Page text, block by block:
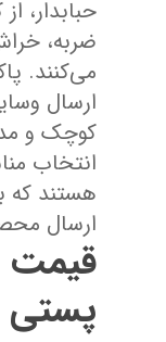
حبابدار،
ضربه،
می‌کنند.
ارسال
کوچک و
انتخاب
هستند که
ارسال
قیمت
پستی